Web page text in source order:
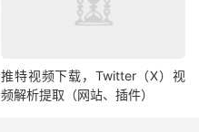
推特视频下载，Twitter（X）视
频解析提取（网站、插件）